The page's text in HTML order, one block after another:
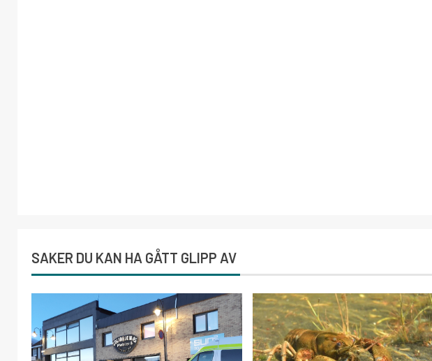
SAKER DU KAN HA GÅTT GLIPP AV